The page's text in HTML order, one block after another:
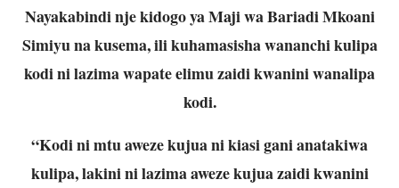
Nayakabindi nje kidogo ya Maji wa Bariadi Mkoani
Simiyu na kusema, ili kuhamasisha wananchi kulipa
kodi ni lazima wapate elimu zaidi kwanini wanalipa
kodi.
“Kodi ni mtu aweze kujua ni kiasi gani anatakiwa
kulipa, lakini ni lazima aweze kujua zaidi kwanini